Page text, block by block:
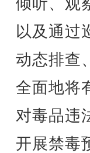
倾听、观
以及通过
动态排查
全面地将
对毒品违
开展禁毒